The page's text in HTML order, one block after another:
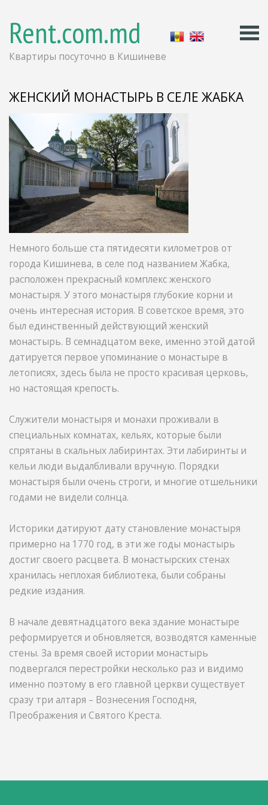
Rent.com.md
Квартиры посуточно в Кишиневе
ЖЕНСКИЙ МОНАСТЫРЬ В СЕЛЕ ЖАБКА
Немного больше ста пятидесяти километров от
города Кишинева, в селе под названием Жабка,
расположен прекрасный комплекс женского
монастыря. У этого монастыря глубокие корни и
очень интересная история. В советское время, это
был единственный действующий женский
монастырь. В семнадцатом веке, именно этой датой
датируется первое упоминание о монастыре в
летописях, здесь была не просто красивая церковь,
но настоящая крепость.
Служители монастыря и монахи проживали в
специальных комнатах, кельях, которые были
спрятаны в скальных лабиринтах. Эти лабиринты и
кельи люди выдалбливали вручную. Порядки
монастыря были очень строги, и многие отшельники
годами не видели солнца.
Историки датируют дату становление монастыря
примерно на 1770 год, в эти же годы монастырь
достиг своего расцвета. В монастырских стенах
хранилась неплохая библиотека, были собраны
редкие издания.
В начале девятнадцатого века здание монастыре
реформируется и обновляется, возводятся каменные
стены. За время своей истории монастырь
подвергался перестройки несколько раз и видимо
именно поэтому в его главной церкви существует
сразу три алтаря – Вознесения Господня,
Преображения и Святого Креста.